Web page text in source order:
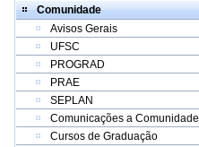
Comunidade
Avisos Gerais
UFSC
PROGRAD
PRAE
SEPLAN
Comunicações a Comunidade
Cursos de Graduação